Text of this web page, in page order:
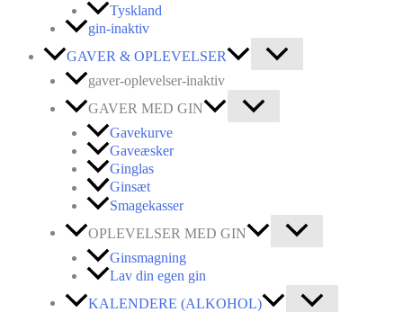
Tyskland
gin-inaktiv
GAVER & OPLEVELSER
gaver-oplevelser-inaktiv
GAVER MED GIN
Gavekurve
Gaveæsker
Ginglas
Ginsæt
Smagekasser
OPLEVELSER MED GIN
Ginsmagning
Lav din egen gin
KALENDERE (ALKOHOL)